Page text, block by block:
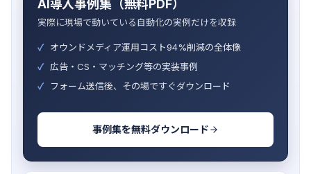
AI導入事例集（無料PDF）
実際に現場で動いている自動化の実例だけを収録
オウンドメディア運用コスト94%削減の全体像
広告・CS・マッチング等の実装事例
フォーム送信後、その場ですぐダウンロード
事例集を無料ダウンロード